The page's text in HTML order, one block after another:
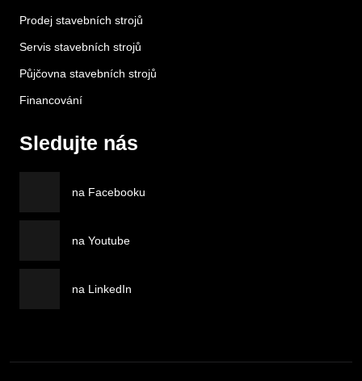
Prodej stavebních strojů
Servis stavebních strojů
Půjčovna stavebních strojů
Financování
Sledujte nás
na Facebooku
na Youtube
na LinkedIn